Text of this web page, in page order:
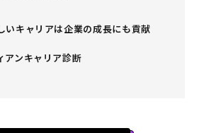
いキャリアは企業の成長にも貢献
アンキャリア診断